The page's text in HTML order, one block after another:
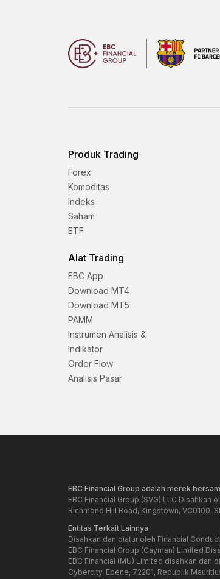
Produk Trading
Forex
Komoditas
Indeks
Saham
ETF
Alat Trading
EBC App
Download MT4
Download MT5
PAMM
Instrumen Analisis &
Indikator
Order Flow
Analisis Pasar
EBC Financial Group adalah merek
EBC Financial Group (SVG) LLC
Richmond Hill Road, Kingstown, VC0100,
Entitas Terkait Lainnya
Disahkan dan diatur oleh Financial
EBC Financial Group (Cayman) Limited
EBC Financial (MU) Limited disahkan dan
Cybercity, Ebene, 72201, Republik